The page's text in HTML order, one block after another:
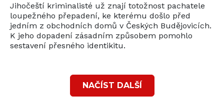
Jihočeští kriminalisté už znají totožnost pachatele
loupežného přepadení, ke kterému došlo před
jedním z obchodních domů v Českých Budějovicích.
K jeho dopadení zásadním způsobem pomohlo
sestavení přesného identikitu.
NAČÍST DALŠÍ